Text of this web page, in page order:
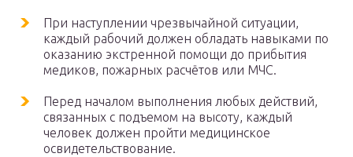
При наступлении чрезвычайной ситуации,
каждый рабочий должен обладать навыками по
оказанию экстренной помощи до прибытия
медиков, пожарных расчётов или МЧС.
Перед началом выполнения любых действий,
связанных с подъемом на высоту, каждый
человек должен пройти медицинское
освидетельствование.